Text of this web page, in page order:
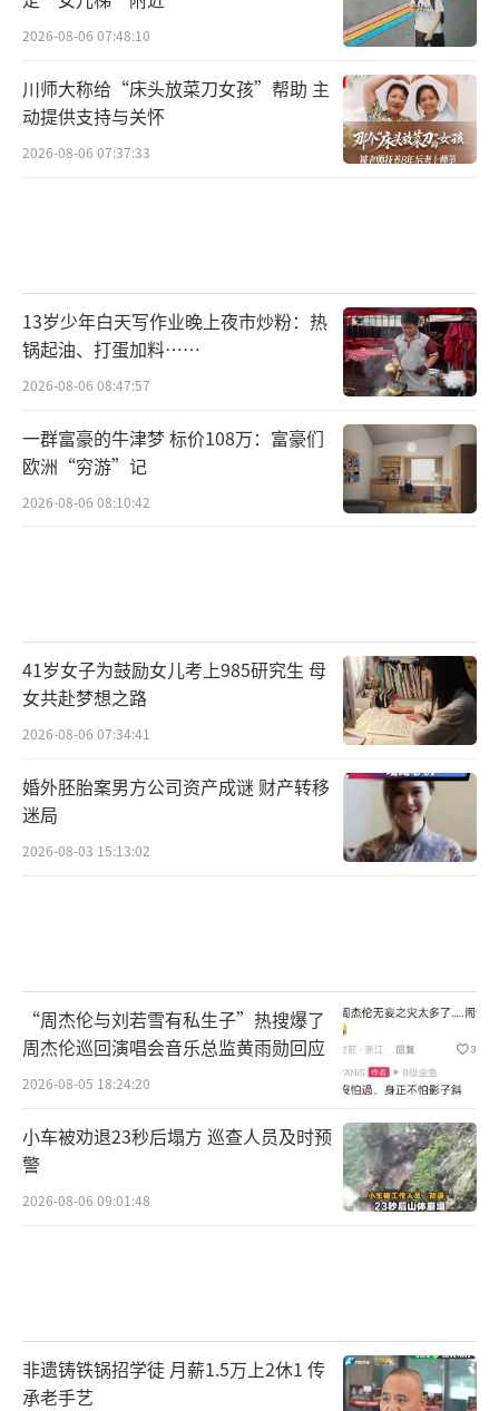
2026-08-06 07:48:10
川师大称给“床头放菜刀女孩”帮助 主
动提供支持与关怀
2026-08-06 07:37:33
13岁少年白天写作业晚上夜市炒粉：热
锅起油、打蛋加料……
2026-08-06 08:47:57
一群富豪的牛津梦 标价108万：富豪们
欧洲“穷游”记
2026-08-06 08:10:42
41岁女子为鼓励女儿考上985研究生 母
女共赴梦想之路
2026-08-06 07:34:41
婚外胚胎案男方公司资产成谜 财产转移
迷局
2026-08-03 15:13:02
“周杰伦与刘若雪有私生子”热搜爆了
周杰伦巡回演唱会音乐总监黄雨勋回应
2026-08-05 18:24:20
小车被劝退23秒后塌方 巡查人员及时预
警
2026-08-06 09:01:48
非遗铸铁锅招学徒 月薪1.5万上2休1 传
承老手艺